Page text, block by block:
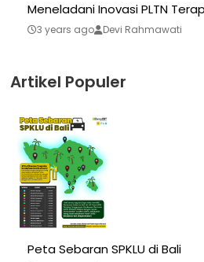
Meneladani Inovasi PLTN
3 years ago Devi Rahmawati
Artikel Populer
Peta Sebaran SPKLU di Bali